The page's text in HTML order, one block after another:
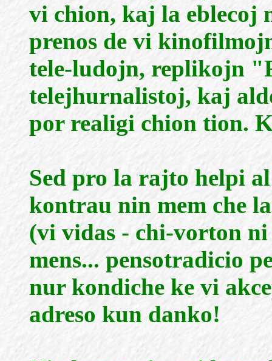
vi chion, kaj la eblecoj
prenos de vi
tele-ludojn, replikojn
telejhurnalistoj, kaj
por realigi chion tion.
Sed pro la rajto helpi
kontrau nin mem che
(vi vidas - chi-vorton
mens... pensotradicio
nur kondiche ke vi
adreso kun danko!